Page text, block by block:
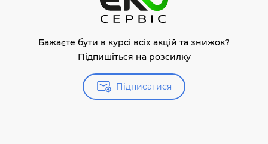
Бажаєте бути в курсі всіх акцій та знижок?
Підпишіться на розсилку
Підписатися